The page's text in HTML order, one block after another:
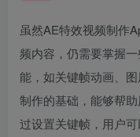
虽然AE特效视频制作
频内容，仍需要掌握
能，如关键帧动画、
制作的基础，能够帮
过设置关键帧，用户